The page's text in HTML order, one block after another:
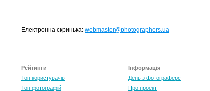
Електронна скринька: webmaster@photographers.ua
Рейтинги
Топ користувачів
Топ фотографій
Інформація
День з фотограферс
Про проект